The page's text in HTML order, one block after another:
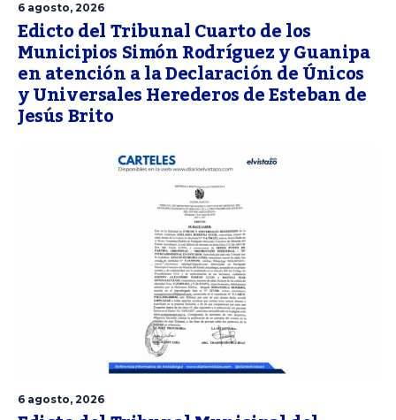
6 agosto, 2026
Edicto del Tribunal Cuarto de los
Municipios Simón Rodríguez y Guanipa
en atención a la Declaración de Únicos
y Universales Herederos de Esteban de
Jesús Brito
6 agosto, 2026